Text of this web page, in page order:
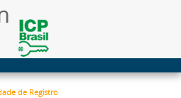
de Registro